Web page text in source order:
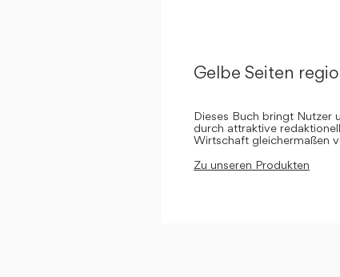
Gelbe Seiten
Dieses Buch bringt Nutzer
durch attraktive
Wirtschaft gleichermaßen
Zu unseren Produkten